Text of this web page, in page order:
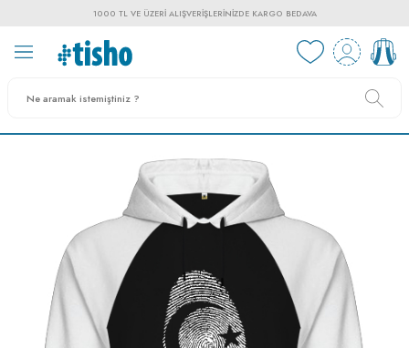
1000 TL VE ÜZERI ALIŞVERIŞLERINIZDE KARGO BEDAVA